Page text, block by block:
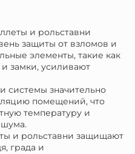
и рольставни
защиты от взломов и
элементы, такие как
замки, усиливают
системы значительно
помещений, что
температуру и
и рольставни защищают
града и